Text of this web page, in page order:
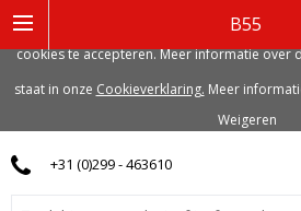
B55
0
+31 (0)299 - 463610
gerelateerde cookies. Voor de beste
cookies te accepteren. Meer informatie over
staat in onze Cookieverklaring. Meer
Weigeren